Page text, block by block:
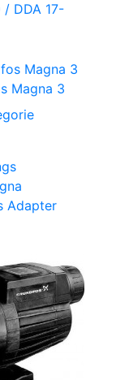
/ DDA 17-
Magna 3
Adapter